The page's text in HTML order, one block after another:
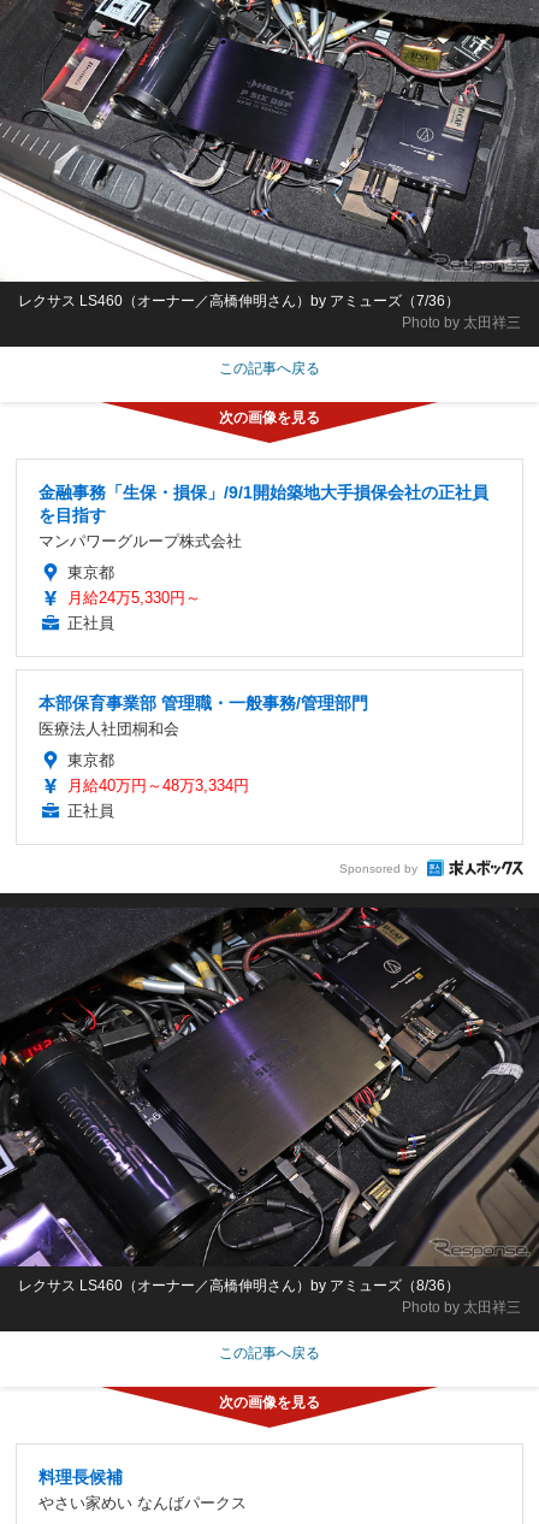
Photo by 太田祥三
レクサス LS460（オーナー／高橋伸明さん）by アミューズ（7/36）
この記事へ戻る
金融事務「生保・損保」/9/1開始築地大手損保会社の正社員
を目指す
マンパワーグループ株式会社
東京都
月給24万5,330円～
正社員
本部保育事業部 管理職・一般事務/管理部門
医療法人社団桐和会
東京都
月給40万円～48万3,334円
正社員
Sponsored by
Photo by 太田祥三
レクサス LS460（オーナー／高橋伸明さん）by アミューズ（8/36）
この記事へ戻る
料理長候補
やさい家めい なんばパークス